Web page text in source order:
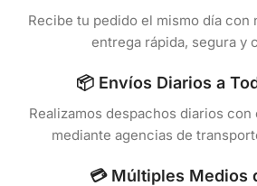
Recibe tu pedido el mismo día con
entrega rápida, segura y
📦 Envíos Diarios a
Realizamos despachos diarios
mediante agencias de
💳 Múltiples Medios